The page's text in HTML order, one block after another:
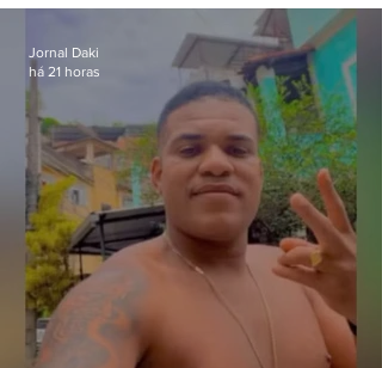
crianças
Jornal Daki
há 21 horas